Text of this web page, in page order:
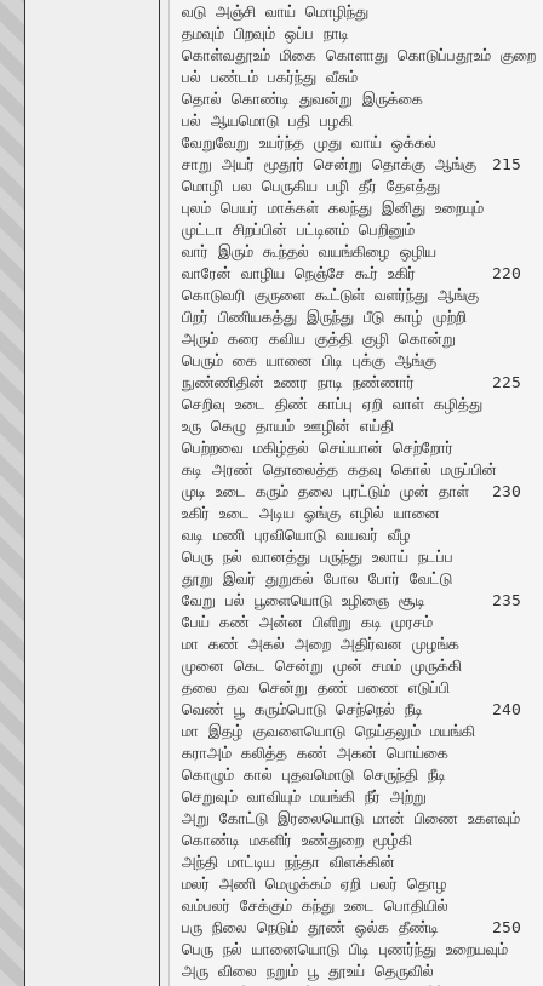
வடு அஞ்சி வாய் மொழிந்து
தமவும் பிறவும் ஒப்ப நாடி
கொள்வதூஉம் மிகை கொளாது கொடுப்பதூஉம் குறை
பல் பண்டம் பகர்ந்து வீசும்
தொல் கொண்டி துவன்று இருக்கை
பல் ஆயமொடு பதி பழகி
வேறுவேறு உயர்ந்த முது வாய் ஒக்கல்
சாறு அயர் மூதூர் சென்று தொக்கு ஆங்கு	215
மொழி பல பெருகிய பழி தீர் தேஎத்து
புலம் பெயர் மாக்கள் கலந்து இனிது உறையும்
முட்டா சிறப்பின் பட்டினம் பெறினும்
வார் இரும் கூந்தல் வயங்கிழை ஒழிய
வாரேன் வாழிய நெஞ்சே கூர் உகிர்	220
கொடுவரி குருளை கூட்டுள் வளர்ந்து ஆங்கு
பிறர் பிணியகத்து இருந்து பீடு காழ் முற்றி
அரும் கரை கவிய குத்தி குழி கொன்று
பெரும் கை யானை பிடி புக்கு ஆங்கு
நுண்ணிதின் உணர நாடி நண்ணார்	225
செறிவு உடை திண் காப்பு ஏறி வாள் கழித்து
உரு கெழு தாயம் ஊழின் எய்தி
பெற்றவை மகிழ்தல் செய்யான் செற்றோர்
கடி அரண் தொலைத்த கதவு கொல் மருப்பின்
முடி உடை கரும் தலை புரட்டும் முன் தாள்	230
உகிர் உடை அடிய ஓங்கு எழில் யானை
வடி மணி புரவியொடு வயவர் வீழ
பெரு நல் வானத்து பருந்து உலாய் நடப்ப
தூறு இவர் துறுகல் போல போர் வேட்டு
வேறு பல் பூளையொடு உழிஞை சூடி	235
பேய் கண் அன்ன பிளிறு கடி முரசம்
மா கண் அகல் அறை அதிர்வன முழங்க
முனை கெட சென்று முன் சமம் முருக்கி
தலை தவ சென்று தண் பணை எடுப்பி
வெண் பூ கரும்பொடு செந்நெல் நீடி	240
மா இதழ் குவளையொடு நெய்தலும் மயங்கி
கராஅம் கலித்த கண் அகன் பொய்கை
கொழும் கால் புதவமொடு செருந்தி நீடி
செறுவும் வாவியும் மயங்கி நீர் அற்று
அறு கோட்டு இரலையொடு மான் பிணை உகளவும்	245
கொண்டி மகளிர் உண்துறை மூழ்கி
அந்தி மாட்டிய நந்தா விளக்கின்
மலர் அணி மெழுக்கம் ஏறி பலர் தொழ
வம்பலர் சேக்கும் கந்து உடை பொதியில்
பரு நிலை நெடும் தூண் ஒல்க தீண்டி	250
பெரு நல் யானையொடு பிடி புணர்ந்து உறையவும்
அரு விலை நறும் பூ தூஉய் தெருவில்